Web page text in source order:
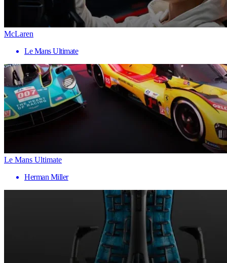
McLaren
Le Mans Ultimate
Le Mans Ultimate
Herman Miller